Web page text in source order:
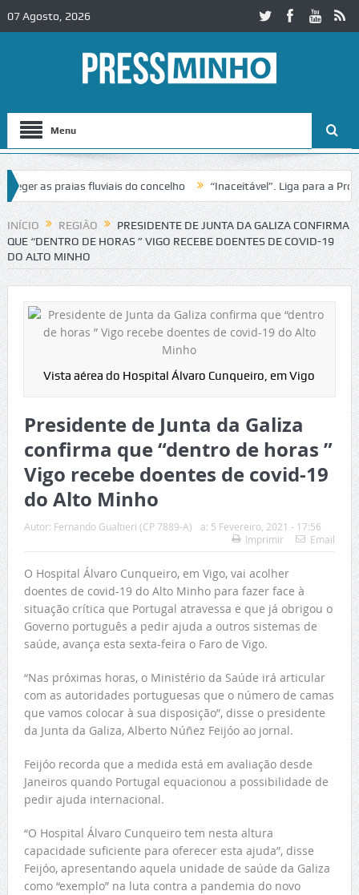
07 Agosto, 2026
Menu
as praias fluviais do concelho “Inaceitável”. Liga para a
de trânsito no IC2 em Alcobaça Igreja do Castelo de
INÍCIO REGIÃO
PRESIDENTE DE JUNTA DA GALIZA CONFIRMA
QUE “DENTRO DE HORAS ” VIGO RECEBE DOENTES DE COVID-19
DO ALTO MINHO
Vista aérea do Hospital Álvaro Cunqueiro, em Vigo
Presidente de Junta da Galiza
confirma que “dentro de horas ”
Vigo recebe doentes de covid-19
do Alto Minho
Autor: Fernando Gualtieri (CP 7889-A) a: 5 Fevereiro, 2021 - 17:56
Imprimir
Email
O Hospital Álvaro Cunqueiro, em Vigo, vai acolher
doentes de covid-19 do Alto Minho para fazer face à
situação crítica que Portugal atravessa e que já obrigou o
Governo português a pedir ajuda a outros sistemas de
saúde, avança esta sexta-feira o Faro de Vigo.
“Nas próximas horas, o Ministério da Saúde irá articular
com as autoridades portuguesas que o número de camas
que vamos colocar à sua disposição”, disse o presidente
da Junta da Galiza, Alberto Núñez Feijóo ao jornal.
Feijóo recorda que a medida está em avaliação desde
Janeiros quando Portugal equacionou a possibilidade de
pedir ajuda internacional.
“O Hospital Álvaro Cunqueiro tem nesta altura
capacidade suficiente para oferecer esta ajuda”, disse
Feijóo, apresentando aquela unidade de saúde da Galiza
como “exemplo” na luta contra a pandemia do novo